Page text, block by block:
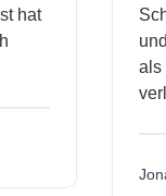
hat